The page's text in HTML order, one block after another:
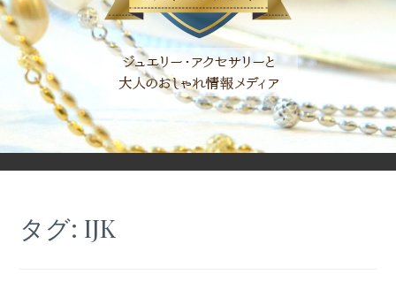
「ヒカリモノガタリ」は、ジュエリー・アクセサリーを愛し、コ
ーディネイトを楽しむ大人世代のためのWEBメディアです。 お
役立ち情報やコラムで大人のおしゃれを応援します。
タグ:IJK